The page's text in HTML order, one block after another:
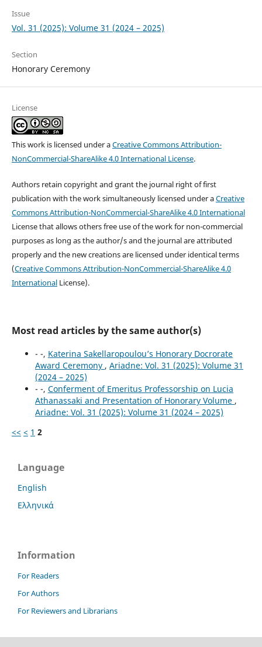
Issue
Vol. 31 (2025): Volume 31 (2024 – 2025)
Section
Honorary Ceremony
License
This work is licensed under aCreative Commons Attribution-
NonCommercial-ShareAlike 4.0 International License.
Authors retain copyright and grant the journal right of first
publication with the work simultaneously licensed under aCreative
Commons Attribution-NonCommercial-ShareAlike 4.0 International
License that allows others free use of the work for non-commercial
purposes as long as the author/s and the journal are attributed
properly and the new creations are licensed under identical terms
(Creative Commons Attribution-NonCommercial-ShareAlike 4.0
InternationalLicense).
Most read articles by the same author(s)
- -, Katerina Sakellaropoulou’s Honorary Docrorate
Award Ceremony , Ariadne: Vol. 31 (2025): Volume 31
(2024 – 2025)
- -, Conferment of Emeritus Professorship on Lucia
Athanassaki and Presentation of Honorary Volume ,
Ariadne: Vol. 31 (2025): Volume 31 (2024 – 2025)
<< < 1 2
Language
English
Ελληνικά
Information
For Readers
For Authors
For Reviewers and Librarians